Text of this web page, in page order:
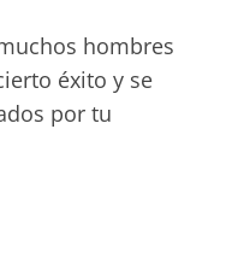
hombres
éxito y se
por tu